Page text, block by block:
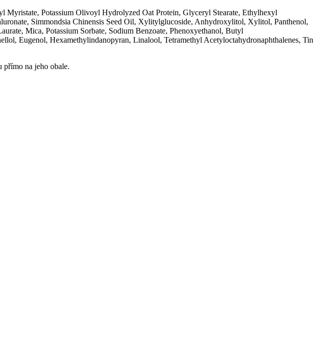
Potassium Olivoyl Hydrolyzed Oat Protein, Glyceryl Stearate, Ethylhexyl
Simmondsia Chinensis Seed Oil, Xylitylglucoside, Anhydroxylitol, Xylitol, Panthenol,
Mica, Potassium Sorbate, Sodium Benzoate, Phenoxyethanol, Butyl
Eugenol, Hexamethylindanopyran, Linalool, Tetramethyl Acetyloctahydronaphthalenes, Tin
na jeho obale.